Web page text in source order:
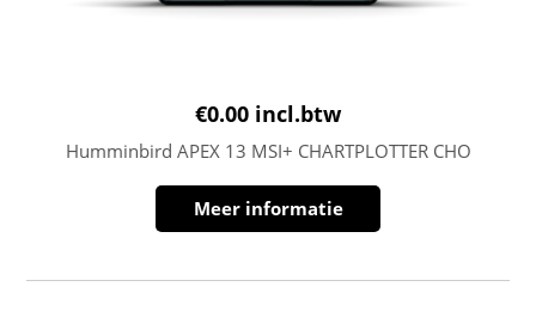
€0.00 incl.btw
Humminbird APEX 13 MSI+ CHARTPLOTTER CHO
Meer informatie